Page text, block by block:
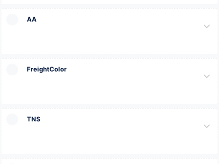
AA
FreightColor
TNS